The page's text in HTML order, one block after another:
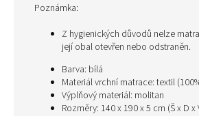
Poznámka:
Z hygienických důvodů nelze
její obal otevřen nebo odstraněn.
Barva: bílá
Materiál vrchní matrace: textil
Výplňový materiál: molitan
Rozměry: 140 x 190 x 5 cm (Š x D x